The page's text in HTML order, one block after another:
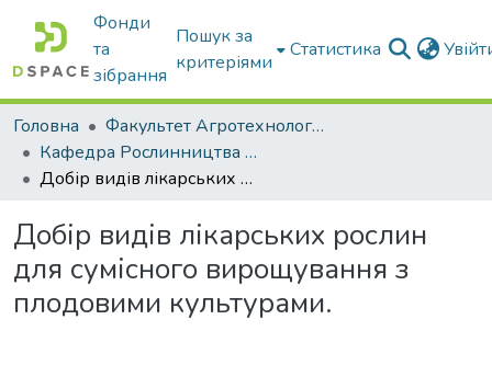
Фонди
та
зібрання
Пошук за
критеріями
Статистика
Головна
Факультет Агротехнологій та екології
Кафедра Рослинництва та садівництва ім. професора В.В. Калитки
Добір видів лікарських рослин для сумісного вирощування з плодовими культурами.
Добір видів лікарських рослин
для сумісного вирощування з
плодовими культурами.